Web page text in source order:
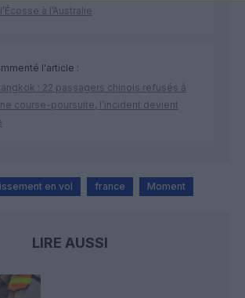
à l’Australie
l'article :
: 22 passagers chinois refusés à
course-poursuite, l’incident devient
en vol france Moment
LIRE AUSSI